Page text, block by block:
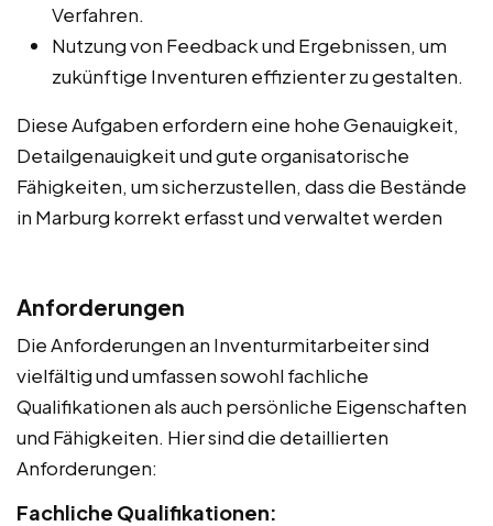
Verfahren.
Nutzung von Feedback und Ergebnissen, um
zukünftige Inventuren effizienter zu gestalten.
Diese Aufgaben erfordern eine hohe Genauigkeit,
Detailgenauigkeit und gute organisatorische
Fähigkeiten, um sicherzustellen, dass die Bestände
in Marburg korrekt erfasst und verwaltet werden
Anforderungen
Die Anforderungen an Inventurmitarbeiter sind
vielfältig und umfassen sowohl fachliche
Qualifikationen als auch persönliche Eigenschaften
und Fähigkeiten. Hier sind die detaillierten
Anforderungen:
Fachliche Qualifikationen: